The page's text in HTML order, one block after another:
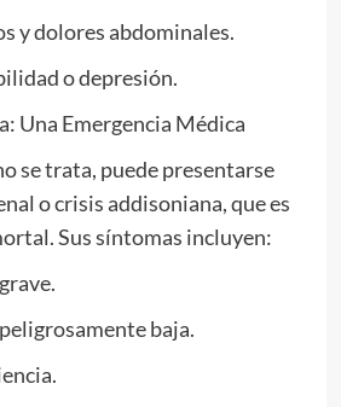
y dolores abdominales.
o depresión.
Una Emergencia Médica
se trata, puede presentarse
o crisis addisoniana, que es
Sus síntomas incluyen:
baja.